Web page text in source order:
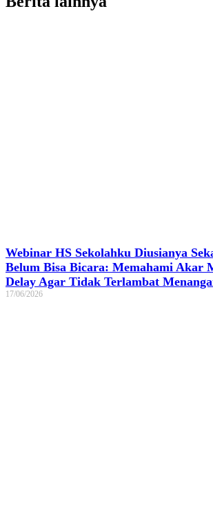
Webinar HS Sekolahku Diusianya
Belum Bisa Bicara: Memahami Akar
Delay Agar Tidak Terlambat
17/06/2026